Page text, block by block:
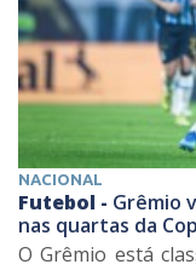
NACIONAL
Futebol - Grêmio
nas quartas da
O Grêmio está